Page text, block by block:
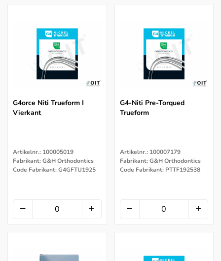
G4orce Niti Trueform I
Vierkant
Artikelnr.: 100005019
Fabrikant: G&H Orthodontics
Code Fabrikant: G4GFTU1925
G4-Niti Pre-Torqued
Trueform
Artikelnr.: 100007179
Fabrikant: G&H Orthodontics
Code Fabrikant: PTTF192538